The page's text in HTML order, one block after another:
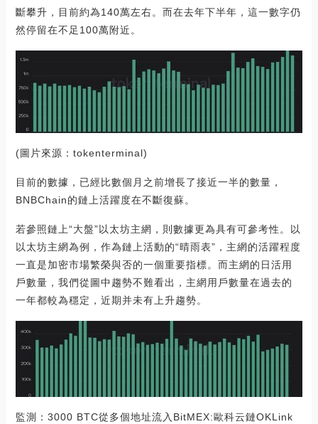
斷攀升，目前約為140萬左右。而在去年下半年，這一數字仍
然停留在不足100萬附近。
(圖片來源：tokenterminal)
目前的數據，已經比數個月之前增長了接近一半的數量，
BNBChain的鏈上活躍度在不斷復蘇。
若參照鏈上“大盤”以太坊主網，則數據更為具有可參考性。以
以太坊主網為例，作為鏈上活動的“晴雨表”，主網的活躍程度
一直是加密市場繁榮與否的一個重要指標。而主網的日活用
戶數量，我們從圖中趨勢不難看出，主網用戶數量在過去的
一年都較為穩定，近期并未有上升趨勢。
監測：3000 BTC從多個地址流入BitMEX:歐科云鏈OKLink